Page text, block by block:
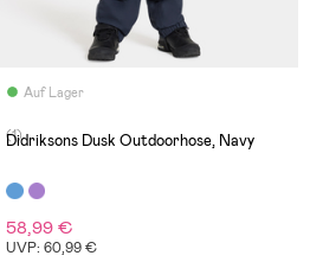
Auf Lager
(1)
Didriksons Dusk Outdoorhose, Navy
58,99 €
UVP: 60,99 €